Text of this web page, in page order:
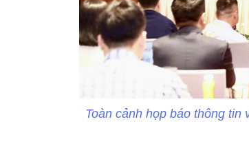
Toàn cảnh họp báo thông